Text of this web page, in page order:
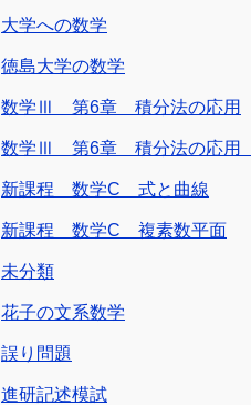
大学への数学
徳島大学の数学
数学Ⅲ 第6章 積分法の応用
数学Ⅲ 第6章 積分法の応用
新課程 数学C 式と曲線
新課程 数学C 複素数平面
未分類
花子の文系数学
誤り問題
進研記述模試